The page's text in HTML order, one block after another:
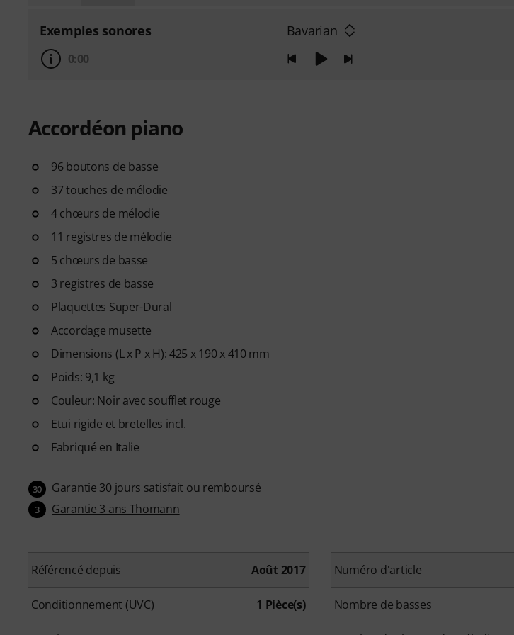
Exemples sonores Bavarian
0:00
Accordéon piano
96 boutons de basse
37 touches de mélodie
4 chœurs de mélodie
11 registres de mélodie
5 chœurs de basse
3 registres de basse
Plaquettes Super-Dural
Accordage musette
Dimensions (L x P x H): 425 x 190 x 410 mm
Poids: 9,1 kg
Couleur: Noir avec soufflet rouge
Etui rigide et bretelles incl.
Fabriqué en Italie
30 Garantie 30 jours satisfait ou remboursé
3 Garantie 3 ans Thomann
Référencé depuis Août 2017 Numéro d'article
Conditionnement (UVC) 1 Pièce(s) Nombre de basses